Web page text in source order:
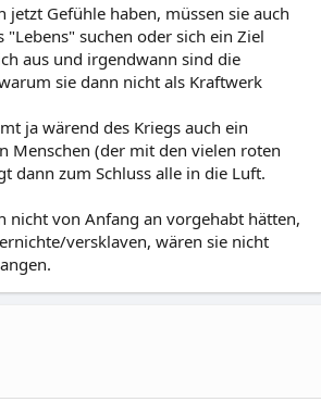
jetzt Gefühle haben, müssen sie auch
"Lebens" suchen oder sich ein Ziel
aus und irgendwann sind die
sie dann nicht als Kraftwerk
ja wärend des Kriegs auch ein
Menschen (der mit den vielen roten
dann zum Schluss alle in die Luft.
nicht von Anfang an vorgehabt hätten,
versklaven, wären sie nicht